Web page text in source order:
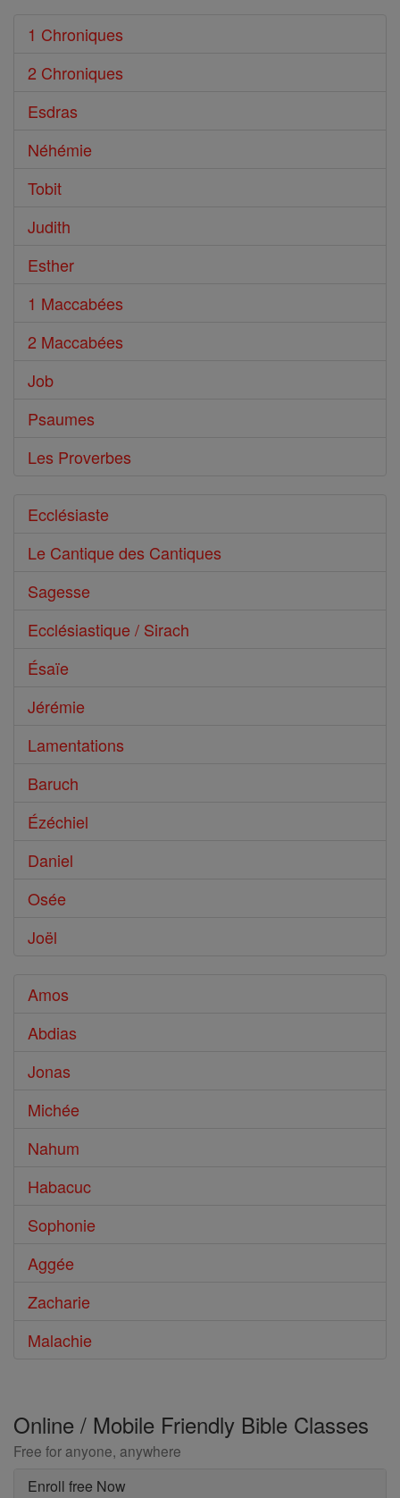
1 Chroniques
2 Chroniques
Esdras
Néhémie
Tobit
Judith
Esther
1 Maccabées
2 Maccabées
Job
Psaumes
Les Proverbes
Ecclésiaste
Le Cantique des Cantiques
Sagesse
Ecclésiastique / Sirach
Ésaïe
Jérémie
Lamentations
Baruch
Ézéchiel
Daniel
Osée
Joël
Amos
Abdias
Jonas
Michée
Nahum
Habacuc
Sophonie
Aggée
Zacharie
Malachie
Online / Mobile Friendly Bible Classes
Free for anyone, anywhere
Enroll free Now